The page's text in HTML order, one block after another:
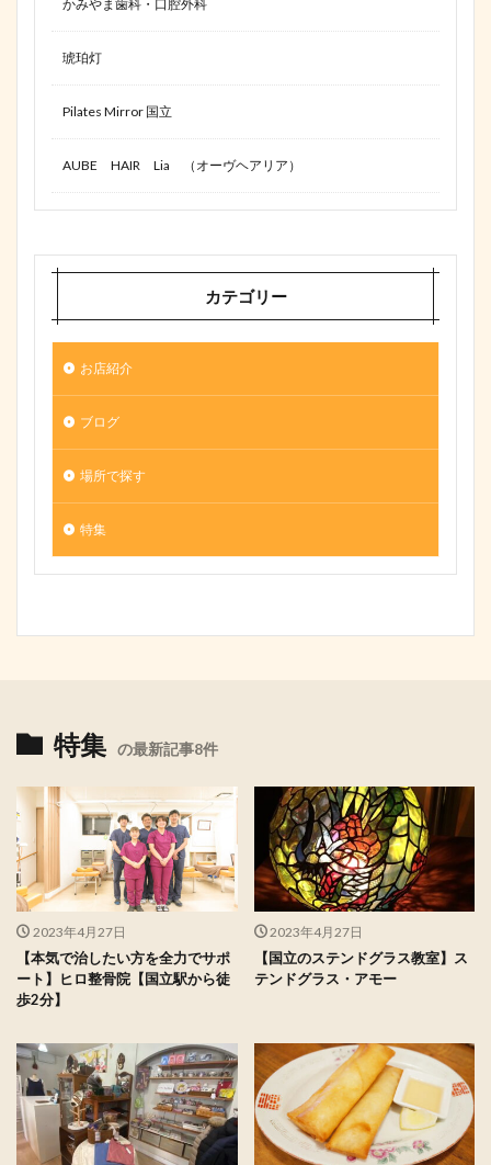
かみやま歯科・口腔外科
琥珀灯
Pilates Mirror 国立
AUBE HAIR Lia （オーヴヘアリア）
カテゴリー
お店紹介
ブログ
場所で探す
特集
特集 の最新記事8件
2023年4月27日
【本気で治したい方を全力でサポ
ート】ヒロ整骨院【国立駅から徒
歩2分】
2023年4月27日
【国立のステンドグラス教室】ス
テンドグラス・アモー